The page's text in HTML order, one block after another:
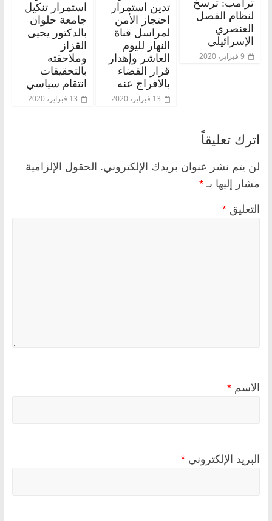
ترامب: ترسخ
لنظام الفصل
العنصري
الإسرائيلي
9 فبراير، 2020
تدين استمرار
احتجاز الأمن
لمراسل قناة
النهار لليوم
العاشر وإهدار
قرار القضاء
بالافراج عنه
13 فبراير، 2020
استمرار تنكيل
جامعة حلوان
بالدكتور يحيى
القزاز
وملاحقته
بالتحقيقات
انتقام سياسي
13 فبراير، 2020
اترك تعليقاً
لن يتم نشر عنوان بريدك الإلكتروني. الحقول الإلزامية
مشار إليها بـ *
التعليق *
الاسم *
البريد الإلكتروني *